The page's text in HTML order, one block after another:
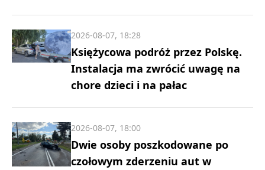
Księżycowa podróż przez Polskę.
Instalacja ma zwrócić uwagę na
chore dzieci i na pałac
2026-08-07, 18:28
Dwie osoby poszkodowane po
czołowym zderzeniu aut w
2026-08-07, 18:00